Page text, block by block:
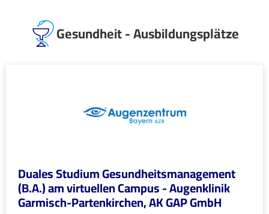
Gesundheit - Ausbildungsplätze
Duales Studium Gesundheitsmanagement
(B.A.) am virtuellen Campus - Augenklinik
Garmisch-Partenkirchen, AK GAP GmbH